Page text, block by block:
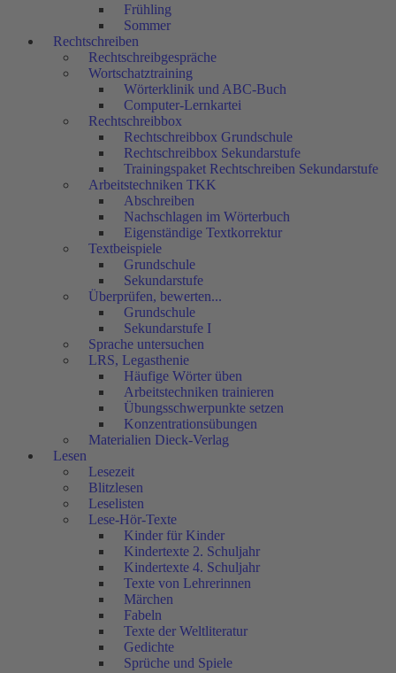
Frühling
Sommer
Rechtschreiben
Rechtschreibgespräche
Wortschatztraining
Wörterklinik und ABC-Buch
Computer-Lernkartei
Rechtschreibbox
Rechtschreibbox Grundschule
Rechtschreibbox Sekundarstufe
Trainingspaket Rechtschreiben Sekundarstufe
Arbeitstechniken TKK
Abschreiben
Nachschlagen im Wörterbuch
Eigenständige Textkorrektur
Textbeispiele
Grundschule
Sekundarstufe
Überprüfen, bewerten...
Grundschule
Sekundarstufe I
Sprache untersuchen
LRS, Legasthenie
Häufige Wörter üben
Arbeitstechniken trainieren
Übungsschwerpunkte setzen
Konzentrationsübungen
Materialien Dieck-Verlag
Lesen
Lesezeit
Blitzlesen
Leselisten
Lese-Hör-Texte
Kinder für Kinder
Kindertexte 2. Schuljahr
Kindertexte 4. Schuljahr
Texte von Lehrerinnen
Märchen
Fabeln
Texte der Weltliteratur
Gedichte
Sprüche und Spiele